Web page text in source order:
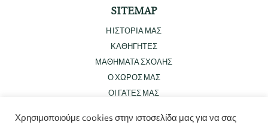
SITEMAP
Η ΙΣΤΟΡΙΑ ΜΑΣ
ΚΑΘΗΓΗΤΕΣ
ΜΑΘΗΜΑΤΑ ΣΧΟΛΗΣ
Ο ΧΩΡΟΣ ΜΑΣ
ΟΙ ΓΑΤΕΣ ΜΑΣ
Χρησιμοποιούμε cookies στην ιστοσελίδα μας για να σας